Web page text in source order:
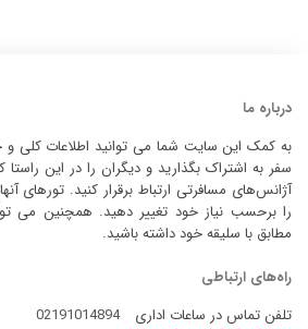
درباره ما
به کمک این سایت شما می توانید اطلاعات کلی و
سفر به اشتراک بگذارید و دیگران را در این
آژانس‌های مسافرتی ارتباط برقرار کنید. تورهای
را برحسب نیاز خود تغییر دهید. همچنین می
مطابق با سلیقه خود داشته باشید.
راه‌های ارتباطی
تلفن تماس در ساعات اداری
02191014894